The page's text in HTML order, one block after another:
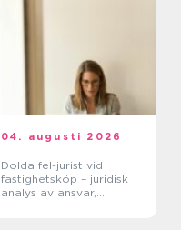
04. augusti 2026
Dolda fel-jurist vid
fastighetsköp – juridisk
analys av ansvar,